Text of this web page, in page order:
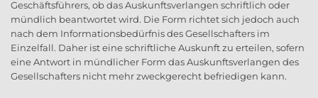
Geschäftsführers, ob das Auskunftsverlangen schriftlich oder
mündlich beantwortet wird. Die Form richtet sich jedoch auch
nach dem Informationsbedürfnis des Gesellschafters im
Einzelfall. Daher ist eine schriftliche Auskunft zu erteilen, sofern
eine Antwort in mündlicher Form das Auskunftsverlangen des
Gesellschafters nicht mehr zweckgerecht befriedigen kann.